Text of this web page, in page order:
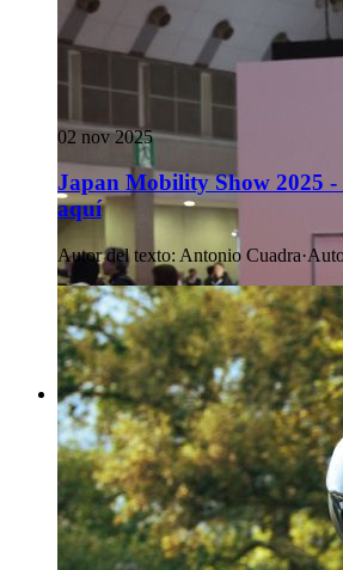
02 nov 2025
Japan Mobility Show 2025
aquí
Autor del texto: Antonio Cuadra·